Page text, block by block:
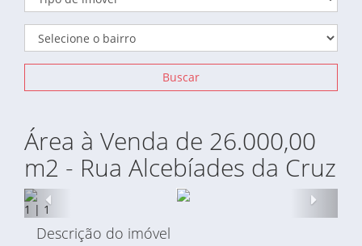
Buscar
Área à Venda de 26.000,00
m2 - Rua Alcebíades da Cruz
Anterior
1 | 1
Descrição do imóvel